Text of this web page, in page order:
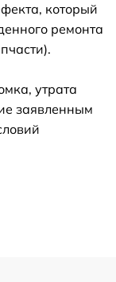
который
ремонта
утрата
заявленным